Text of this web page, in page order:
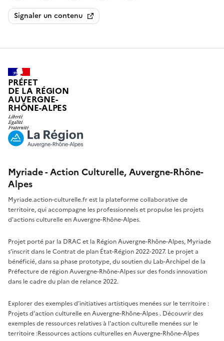
Signaler un contenu
PRÉFET
DE LA RÉGION
AUVERGNE-
RHÔNE-ALPES
Myriade - Action Culturelle, Auvergne-Rhône-
Alpes
Myriade.action-culturelle.fr est la plateforme collaborative de
territoire, qui accompagne les professionnels et propulse les projets
d'actions culturelle en Auvergne-Rhône-Alpes.
Projet porté par la DRAC et la Région Auvergne-Rhône-Alpes, Myriade
s'inscrit dans le Contrat de plan État-Région 2022-2027. Le projet a
bénéficié, dans sa phase prototype, du soutien du Lab-Archipel de la
Préfecture de région Auvergne-Rhône-Alpes sur des fonds innovation
dans le cadre du plan de relance 2022.
Explorer des exemples d’initiatives artistiques menées sur le territoire :
Projets d’action culturelle en Auvergne-Rhône-Alpes . Découvrir des
exemples de ressources relatives à l'action culturelle menées sur le
territoire :Ressources actions culturelles en Auvergne-Rhône-Alpes